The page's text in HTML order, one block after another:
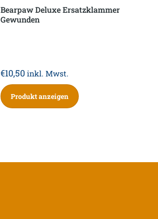
Bearpaw Deluxe Ersatzklammer
Gewunden
€10,50inkl. Mwst.
Produkt anzeigen